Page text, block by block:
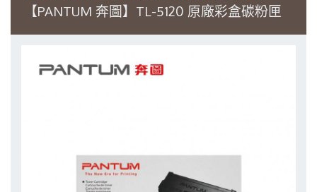
【PANTUM 奔圖】TL-5120 原廠彩盒碳粉匣